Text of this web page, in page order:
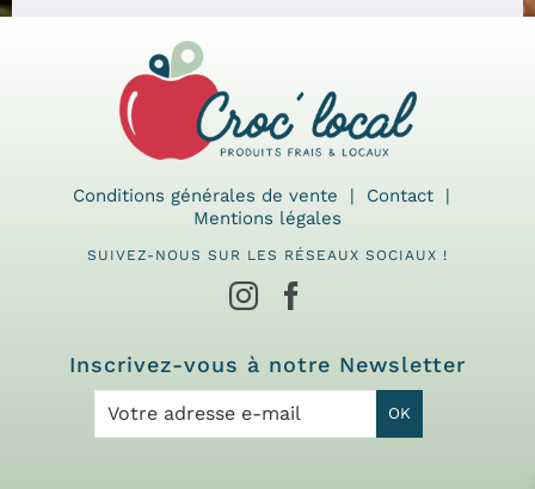
Conditions générales de vente
Contact
Mentions légales
SUIVEZ-NOUS SUR LES RÉSEAUX SOCIAUX !
Inscrivez-vous à notre Newsletter